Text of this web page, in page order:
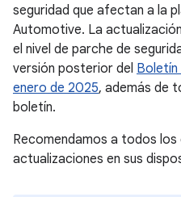
seguridad que afectan a la
Automotive. La
el nivel de parche de
versión posterior del Boletín
enero de 2025, además de
boletín.
Recomendamos a todos
actualizaciones en sus